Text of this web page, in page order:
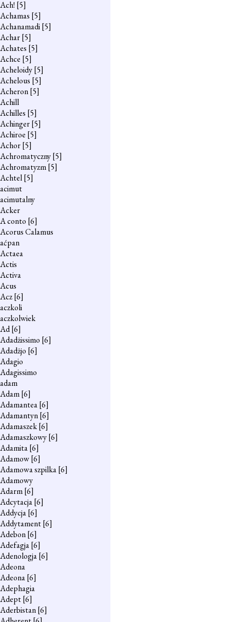
Ach! [5]
Achamas [5]
Achanamadi[5]
Achar[5]
Achates [5]
Achce [5]
Acheloidy[5]
Achelous [5]
Acheron[5]
Achill
Achilles [5]
Achinger[5]
Achiroe [5]
Achor[5]
Achromatyczny[5]
Achromatyzm[5]
Achtel[5]
acimut
acimutalny
Acker
A conto [6]
Acorus Calamus
aćpan
Actaea
Actis
Activa
Acus
Acz[6]
aczkoli
aczkolwiek
Ad[6]
Adadżissimo [6]
Adadżjo [6]
Adagio
Adagissimo
adam
Adam[6]
Adamantea[6]
Adamantyn[6]
Adamaszek[6]
Adamaszkowy[6]
Adamita[6]
Adamow[6]
Adamowa szpilka[6]
Adamowy
Adarm[6]
Adcytacja[6]
Addycja[6]
Addytament[6]
Adebon[6]
Adefagja[6]
Adenologja[6]
Adeona
Adeona[6]
Adephagia
Adept[6]
Aderbistan[6]